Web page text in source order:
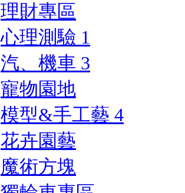
理財專區
心理測驗 1
汽、機車 3
寵物園地
模型&手工藝 4
花卉園藝
魔術方塊